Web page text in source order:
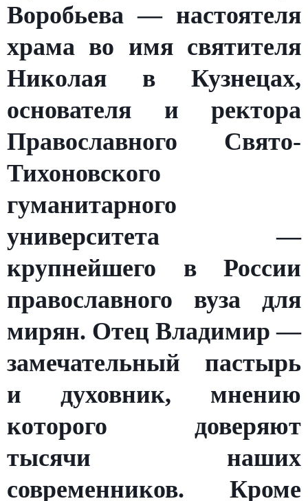
Воробьева — настоятеля
храма во имя святителя
Николая в Кузнецах,
основателя и ректора
Православного Свято-
Тихоновского
гуманитарного
университета —
крупнейшего в России
православного вуза для
мирян. Отец Владимир —
замечательный пастырь
и духовник, мнению
которого доверяют
тысячи наших
современников. Кроме